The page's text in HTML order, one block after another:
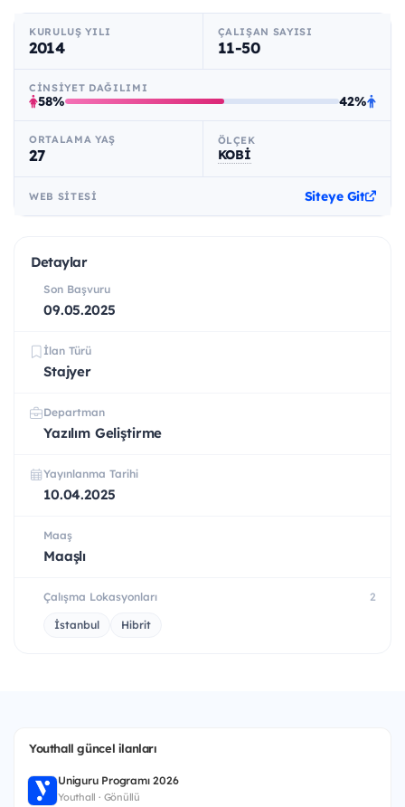
KURULUŞ YILI
2014
ÇALIŞAN SAYISI
11-50
CINSIYET DAĞILIMI
58% 42%
ORTALAMA YAŞ
27
ÖLÇEK
KOBİ
WEB SITESI Siteye Git
Detaylar
Son Başvuru
09.05.2025
İlan Türü
Stajyer
Departman
Yazılım Geliştirme
Yayınlanma Tarihi
10.04.2025
Maaş
Maaşlı
Çalışma Lokasyonları 2
İstanbul Hibrit
Youthall güncel ilanları
Uniguru Programı 2026
Youthall · Gönüllü